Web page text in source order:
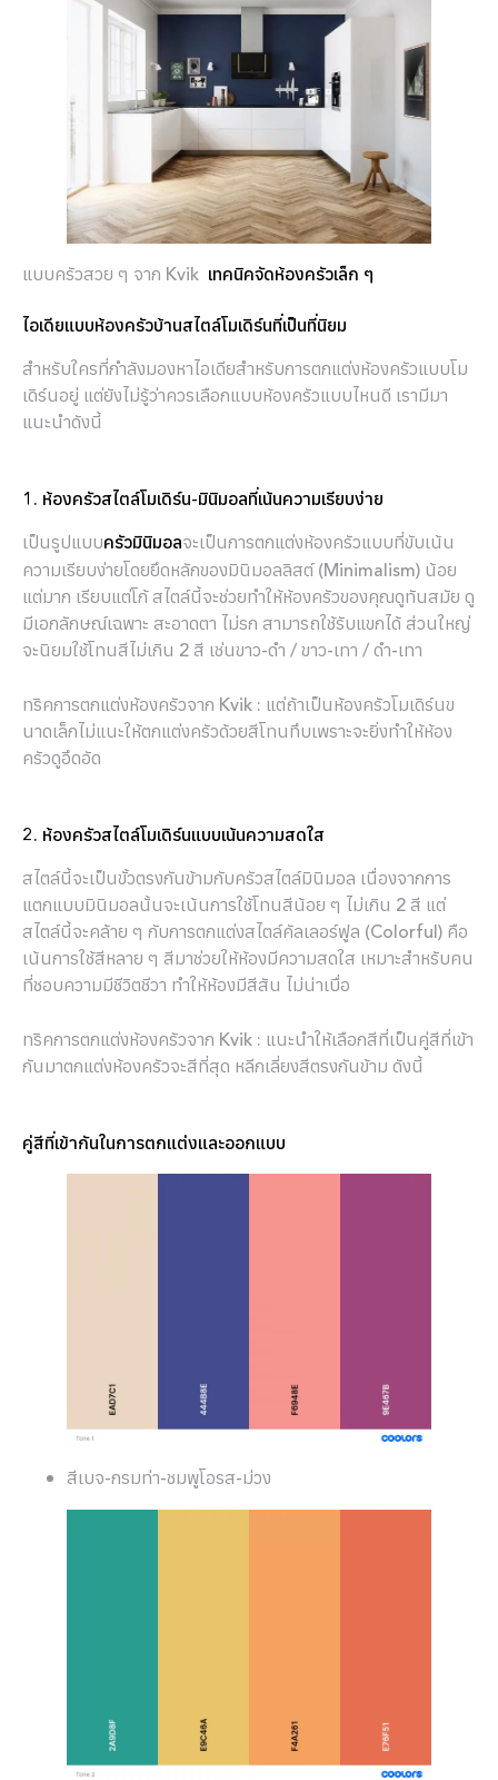
แบบครัวสวย ๆ จาก Kvik เทคนิคจัดห้องครัวเล็ก ๆ
ไอเดียแบบห้องครัวบ้านสไตล์โมเดิร์นที่เป็นที่นิยม
สำหรับใครที่กำลังมองหาไอเดียสำหรับการตกแต่งห้องครัวแบบโม
เดิร์นอยู่ แต่ยังไม่รู้ว่าควรเลือกแบบห้องครัวแบบไหนดี เรามีมา
แนะนำดังนี้
1. ห้องครัวสไตล์โมเดิร์น-มินิมอลที่เน้นความเรียบง่าย
เป็นรูปแบบครัวมินิมอลจะเป็นการตกแต่งห้องครัวแบบที่ขับเน้น
ความเรียบง่ายโดยยึดหลักของมินิมอลลิสต์ (Minimalism) น้อย
แต่มาก เรียบแต่โก้ สไตล์นี้จะช่วยทำให้ห้องครัวของคุณดูทันสมัย ดู
มีเอกลักษณ์เฉพาะ สะอาดตา ไม่รก สามารถใช้รับแขกได้ ส่วนใหญ่
จะนิยมใช้โทนสีไม่เกิน 2 สี เช่นขาว-ดำ / ขาว-เทา / ดำ-เทา
ทริคการตกแต่งห้องครัวจาก Kvik : แต่ถ้าเป็นห้องครัวโมเดิร์นข
นาดเล็กไม่แนะให้ตกแต่งครัวด้วยสีโทนทึบเพราะจะยิ่งทำให้ห้อง
ครัวดูอึดอัด
2. ห้องครัวสไตล์โมเดิร์นแบบเน้นความสดใส
สไตล์นี้จะเป็นขั้วตรงกันข้ามกับครัวสไตล์มินิมอล เนื่องจากการ
แตกแบบมินิมอลนั้นจะเน้นการใช้โทนสีน้อย ๆ ไม่เกิน 2 สี แต่
สไตล์นี้จะคล้าย ๆ กับการตกแต่งสไตล์คัลเลอร์ฟูล (Colorful) คือ
เน้นการใช้สีหลาย ๆ สีมาช่วยให้ห้องมีความสดใส เหมาะสำหรับคน
ที่ชอบความมีชีวิตชีวา ทำให้ห้องมีสีสัน ไม่น่าเบื่อ
ทริคการตกแต่งห้องครัวจาก Kvik : แนะนำให้เลือกสีที่เป็นคู่สีที่เข้า
กันมาตกแต่งห้องครัวจะสีที่สุด หลีกเลี่ยงสีตรงกันข้าม ดังนี้
คู่สีที่เข้ากันในการตกแต่งและออกแบบ
สีเบจ-กรมท่า-ชมพูโอรส-ม่วง